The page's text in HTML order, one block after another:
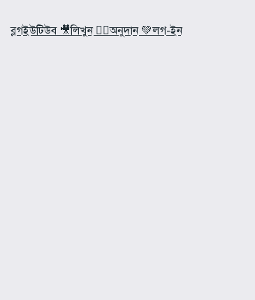
ব্লগইউটিউব 🎥লিখুন ✍🏼অনুদান 💚লগ-ইন